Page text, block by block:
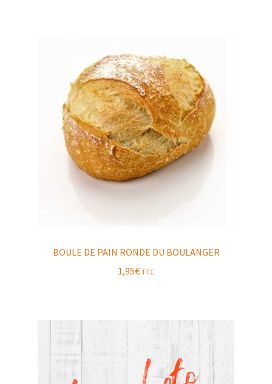
BOULE DE PAIN RONDE DU BOULANGER
1,95€ TTC